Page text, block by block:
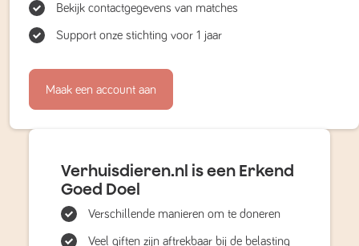
Bekijk contactgegevens van matches
Support onze stichting voor 1 jaar
Maak een account aan
Verhuisdieren.nl is een Erkend
Goed Doel
Verschillende manieren om te doneren
Veel giften zijn aftrekbaar bij de belasting